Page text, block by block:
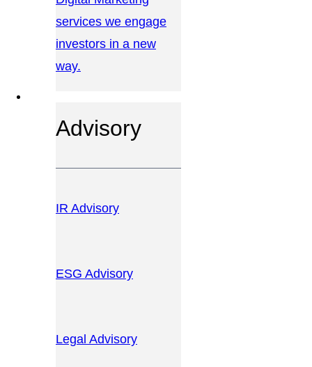
services we engage
investors in a new
way.
Advisory
IR Advisory
ESG Advisory
Legal Advisory